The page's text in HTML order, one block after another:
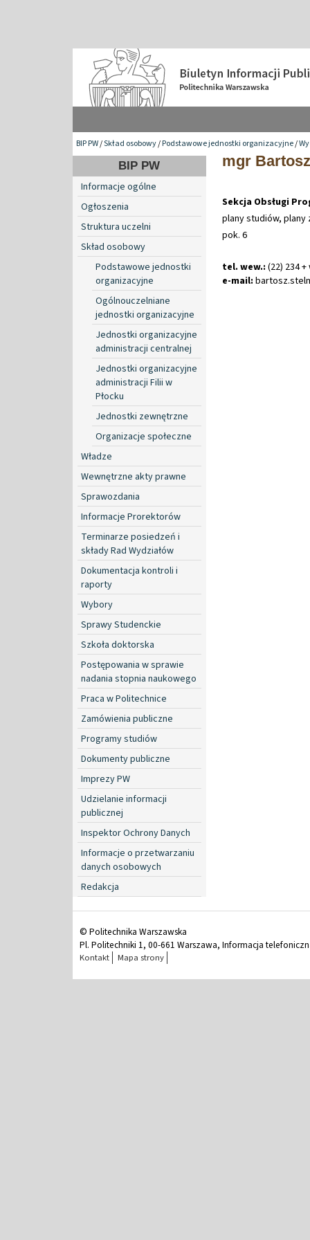
BIP PW/Skład osobowy/Podstawowe jednostki organizacyjne/
BIP PW
Informacje ogólne
Ogłoszenia
Struktura uczelni
Skład osobowy
Podstawowe jednostki
organizacyjne
Ogólnouczelniane
jednostki organizacyjne
Jednostki organizacyjne
administracji centralnej
Jednostki organizacyjne
administracji Filii w
Płocku
Jednostki zewnętrzne
Organizacje społeczne
Władze
Wewnętrzne akty prawne
Sprawozdania
Informacje Prorektorów
Terminarze posiedzeń i
składy Rad Wydziałów
Dokumentacja kontroli i
raporty
Wybory
Sprawy Studenckie
Szkoła doktorska
Postępowania w sprawie
nadania stopnia naukowego
Praca w Politechnice
Zamówienia publiczne
Programy studiów
Dokumenty publiczne
Imprezy PW
Udzielanie informacji
publicznej
Inspektor Ochrony Danych
Informacje o przetwarzaniu
danych osobowych
Redakcja
mgr
Sekcja Obsługi
plany studiów, plany
pok. 6
tel. wew.: (22) 234
e-mail: bartosz.
© Politechnika Warszawska
Pl. Politechniki 1, 00-661 Warszawa, Informacja
Kontakt Mapa strony